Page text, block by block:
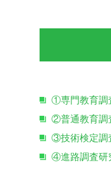
①専門教育調
②普通教育調
③技術検定調
④進路調査研